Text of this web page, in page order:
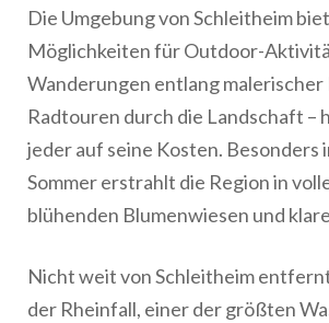
Die Umgebung von Schleitheim
Möglichkeiten für Outdoor-
Wanderungen entlang malerischer
Radtouren durch die Landschaft –
jeder auf seine Kosten. Besonders
Sommer erstrahlt die Region in
blühenden Blumenwiesen und
Nicht weit von Schleitheim
der Rheinfall, einer der größten